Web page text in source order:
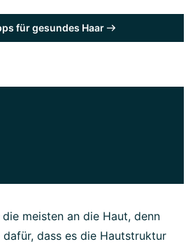
für gesundes Haar
meisten an die Haut, denn
dass es die Hautstruktur